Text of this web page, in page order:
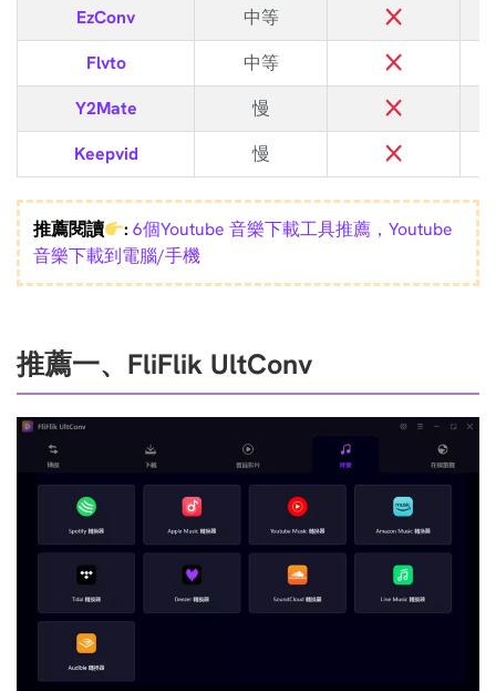
EzConv
中等
Flvto
中等
Y2Mate
慢
Keepvid
慢
推薦閱讀 : 6個Youtube 音樂下載工具推薦，Youtube
音樂下載到電腦/手機
推薦一、FliFlik UltConv